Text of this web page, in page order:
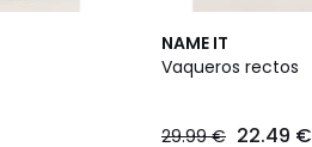
NAME IT
Vaqueros rectos
29.99 € 22.49 €